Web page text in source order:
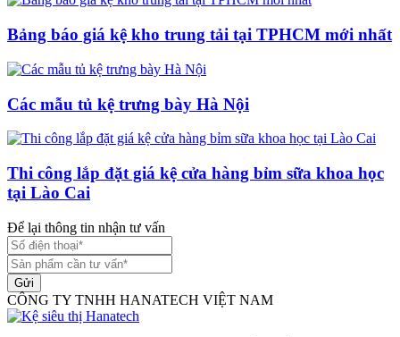
Bảng báo giá kệ kho trung tải tại TPHCM mới nhất
Các mẫu tủ kệ trưng bày Hà Nội
Thi công lắp đặt giá kệ cửa hàng bỉm sữa khoa học
tại Lào Cai
Để lại thông tin nhận tư vấn
Gửi
CÔNG TY TNHH HANATECH VIỆT NAM